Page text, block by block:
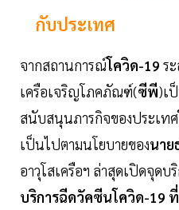
กับประเทศ
จากสถานการณ์โควิด-19 ร
เครือเจริญโภคภัณฑ์(ซีพี)เ
สนับสนุนภารกิจของประเท
เป็นไปตามนโยบายของนาย
อาวุโสเครือฯ ล่าสุดเปิดจุดบ
บริการฉีดวัคซีนโควิด-19